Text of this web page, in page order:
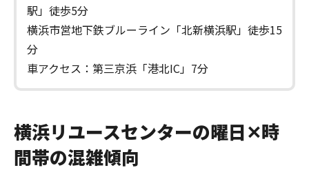
駅」徒歩5分
横浜市営地下鉄ブルーライン「北新横浜駅」徒歩15
分
車アクセス：第三京浜「港北IC」7分
横浜リユースセンターの曜日✕時
間帯の混雑傾向